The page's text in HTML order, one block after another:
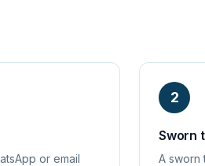
or email
2
Sworn
A sworn